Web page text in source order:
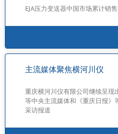
EJA压力变送器中国市场累计销售
主流媒体聚焦横河川仪
重庆横河川仪有限公司继续呈现
等中央主流媒体和《重庆日报》
采访报道